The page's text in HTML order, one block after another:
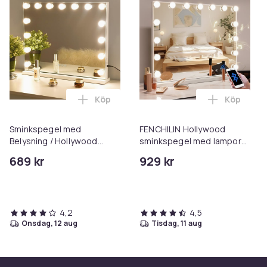
Sminkspegel med
Belysning / Hollywood
689 kr
Lägg till Sminkspegel med Belysning /
Köp
4,2
onsdag, 12 aug
FENCHILIN Hollywood
sminkspegel med lampor
väggfäste Vit 58 x 46cm
929 kr
Lägg till
Köp
4,5
tisdag, 11 aug